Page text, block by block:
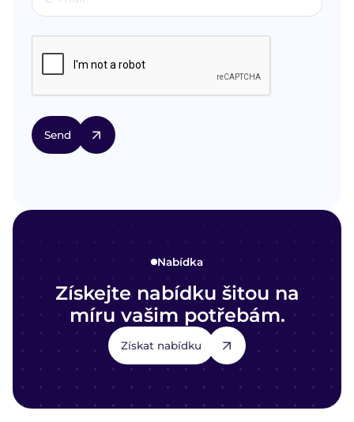
Nabídka
Získejte nabídku šitou na
míru vašim potřebám.
Získat nabídku